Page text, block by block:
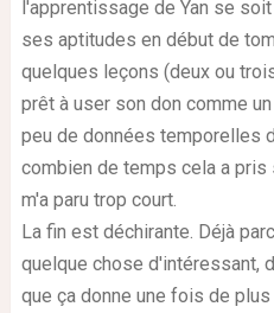
l'apprentissage de Yan se
ses aptitudes en début de
quelques leçons (deux ou
prêt à user son don comme
peu de données temporelles
combien de temps cela a pris
m'a paru trop court.
La fin est déchirante. Déjà
quelque chose d'intéressant,
que ça donne une fois de